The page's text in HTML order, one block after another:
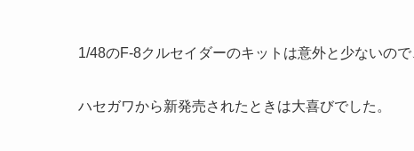
1/48のF-8クルセイダーのキットは意外と少ないので
ハセガワから新発売されたときは大喜びでした。